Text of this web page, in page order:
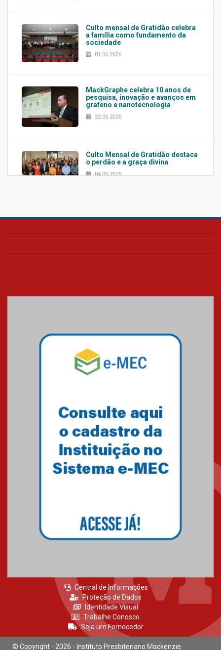
Culto mensal de Gratidão celebra
a família como fundamento da
sociedade
01.06.2026
MackGraphe celebra 10 anos de
pesquisa, inovação e avanços em
grafeno e nanotecnologia
22.05.2026
Culto Mensal de Gratidão destaca
o perdão e a graça divina
04.05.2026
Confira como foi o culto mensal
Mackenzie mobiliza campanha
solidária para apoiar famílias em
Minas Gerais
Primeiro culto do ano ressalta o
27.02.2026
Central de Informações
Proteção de Dados
Identidade Visual
Trabalhe Conosco
Seja um Fornecedor
© Copyright - 2026 - Instituto Presbiteriano Mackenzie